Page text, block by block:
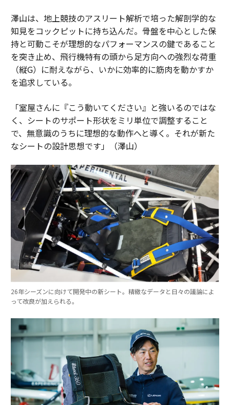
澤山は、地上競技のアスリート解析で培った解剖学的な
知見をコックピットに持ち込んだ。骨盤を中心とした保
持と可動こそが理想的なパフォーマンスの鍵であること
を突き止め、飛行機特有の頭から足方向への強烈な荷重
（縦G）に耐えながら、いかに効率的に筋肉を動かすか
を追求している。
「室屋さんに『こう動いてください』と強いるのではな
く、シートのサポート形状をミリ単位で調整すること
で、無意識のうちに理想的な動作へと導く。それが新た
なシートの設計思想です」（澤山）
26年シーズンに向けて開発中の新シート。精緻なデータと日々の議論によ
って改良が加えられる。